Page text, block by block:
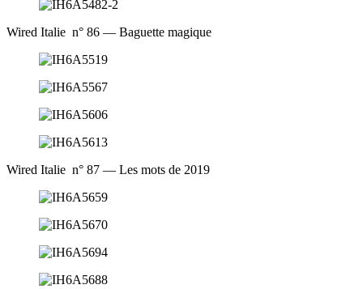
Wired Italie n° 86 — Baguette magique
Wired Italie n° 87 — Les mots de 2019